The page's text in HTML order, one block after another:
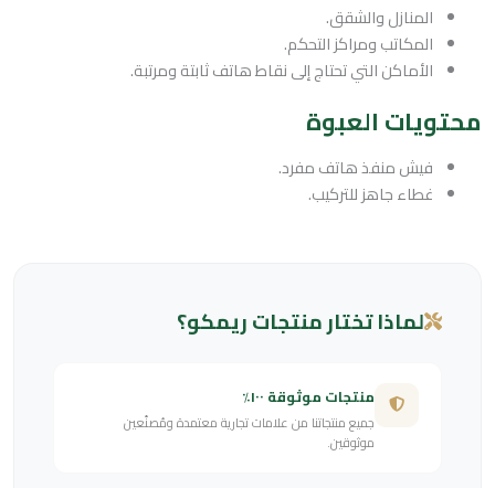
المنازل والشقق.
المكاتب ومراكز التحكم.
الأماكن التي تحتاج إلى نقاط هاتف ثابتة ومرتبة.
محتويات العبوة
فيش منفذ هاتف مفرد.
غطاء جاهز للتركيب.
لماذا تختار منتجات ريمكو؟
منتجات موثوقة ١٠٠٪
جميع منتجاتنا من علامات تجارية معتمدة ومُصنّعين
موثوقين.